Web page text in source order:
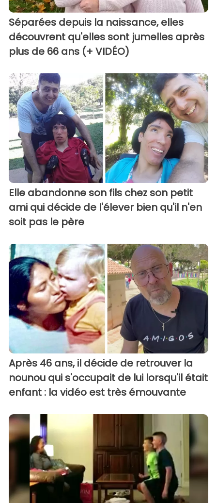
Séparées depuis la naissance, elles
découvrent qu'elles sont jumelles après
plus de 66 ans (+ VIDÉO)
Elle abandonne son fils chez son petit
ami qui décide de l'élever bien qu'il n'en
soit pas le père
Après 46 ans, il décide de retrouver la
nounou qui s'occupait de lui lorsqu'il était
enfant : la vidéo est très émouvante